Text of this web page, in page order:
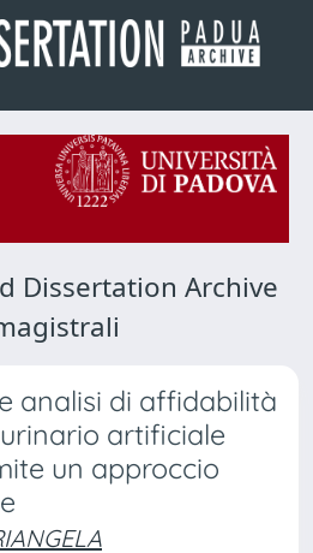
Dissertation Archive
analisi di affidabilità
artificiale
un approccio